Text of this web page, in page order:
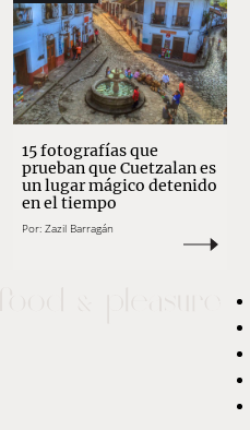
15 fotografías que
prueban que Cuetzalan es
un lugar mágico detenido
en el tiempo
Por: Zazil Barragán